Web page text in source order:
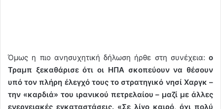
Όμως η πιο ανησυχητική δήλωση ήρθε στη συνέχεια: ο
Τραμπ ξεκαθάρισε ότι οι ΗΠΑ σκοπεύουν να θέσουν
υπό τον πλήρη έλεγχό τους το στρατηγικό νησί Χαργκ –
την «καρδιά» του ιρανικού πετρελαίου – μαζί με άλλες
ενεργειακές εγκαταστάσεις. «Σε λίγο καιρό, όχι πολύ